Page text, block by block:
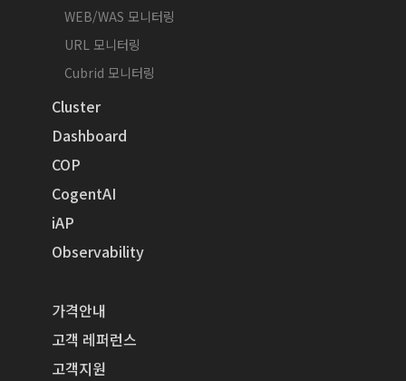
WEB/WAS 모니터링
URL 모니터링
Cubrid 모니터링
Cluster
Dashboard
COP
CogentAI
iAP
Observability
가격안내
고객 레퍼런스
고객지원